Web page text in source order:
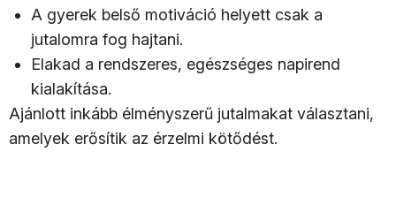
A gyerek belső motiváció helyett csak a
jutalomra fog hajtani.
Elakad a rendszeres, egészséges napirend
kialakítása.
Ajánlott inkább élményszerű jutalmakat választani,
amelyek erősítik az érzelmi kötődést.